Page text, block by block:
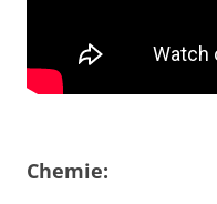
Chemie: